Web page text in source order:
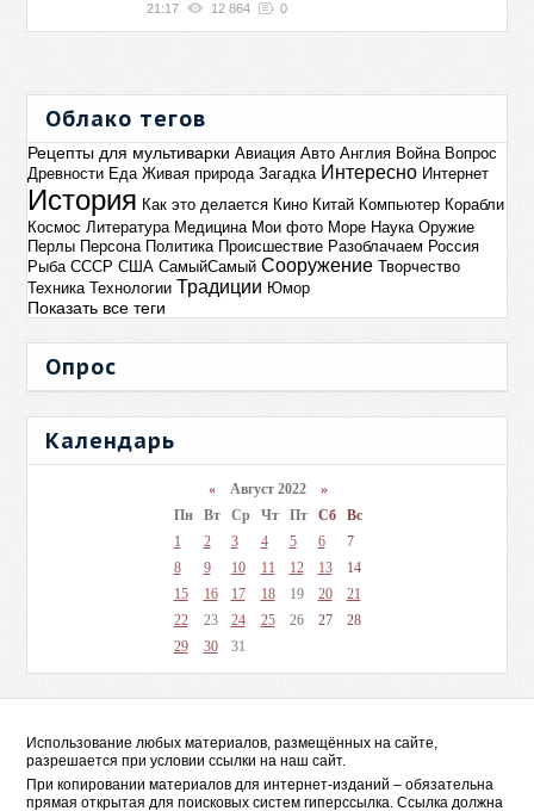
21:17 12 864 0
Облако тегов
Рецепты для мультиварки Авиация Авто Англия Война Вопрос
Древности Еда Живая природа Загадка Интересно Интернет
История Как это делается Кино Китай Компьютер Корабли
Космос Литература Медицина Мои фото Море Наука Оружие
Перлы Персона Политика Происшествие Разоблачаем Россия
Рыба СССР США СамыйСамый Сооружение Творчество
Техника Технологии Традиции Юмор
Показать все теги
Опрос
Календарь
«Август 2022 »
Пн
Вт Ср Чт Пт Сб
Вс
1
2 3 4 5 6
7
8
9 10 11 12 13
14
15
16 17 18 19 20
21
22
23 24 25 26 27
28
29
30 31
Использование любых материалов, размещённых на сайте,
разрешается при условии ссылки на наш сайт.
При копировании материалов для интернет-изданий – обязательна
прямая открытая для поисковых систем гиперссылка. Ссылка должна